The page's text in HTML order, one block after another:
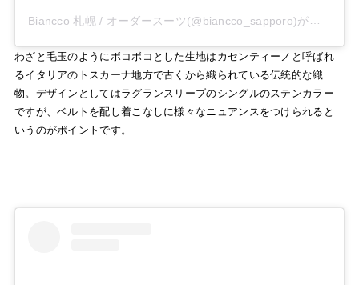
わざと毛玉のようにボコボコとした生地はカセンティーノと呼ばれ
るイタリアのトスカーナ地方で古くから織られている伝統的な織
物。デザインとしてはラグランスリーブのシングルのステンカラー
ですが、ベルトを配し着こなしに様々なニュアンスをつけられると
いうのがポイントです。